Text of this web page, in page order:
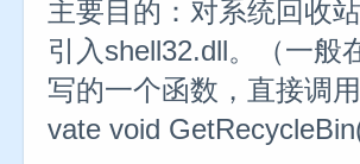
主要目的：对系统回收
引入shell32.dll。（一般
写的一个函数，直接调
vate void